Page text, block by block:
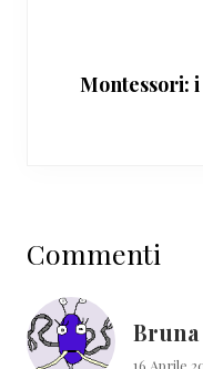
Montessori:
del
lettore
Commenti
Bruna